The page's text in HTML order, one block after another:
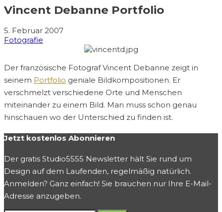
Vincent Debanne Portfolio
5. Februar 2007
Fotografie
Der französische Fotograf Vincent Debanne zeigt in
seinem Portfolio geniale Bildkompositionen. Er
verschmelzt verschiedene Orte und Menschen
miteinander zu einem Bild. Man muss schon genau
hinschauen wo der Unterschied zu finden ist.
Jetzt kostenlos Abonnieren
Der gratis Studio5555 Newsletter hält Sie rund um
Design auf dem Laufenden, regelmäßig natürlich.
Anmelden? Ganz einfach! Sie brauchen nur Ihre E-Mail-
Adresse anzugeben.